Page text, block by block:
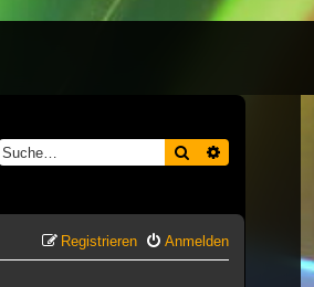
Suche
Anmelden
Registrieren